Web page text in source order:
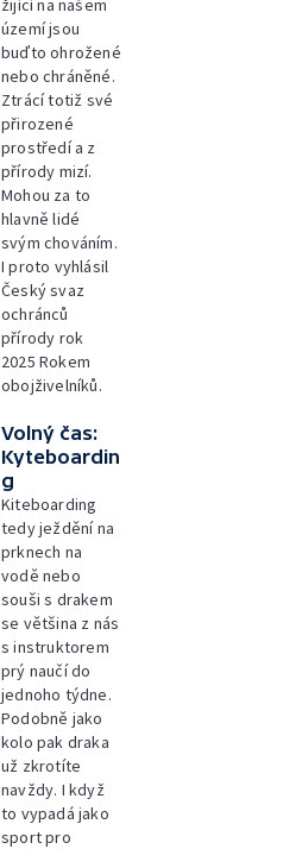
žijící na našem
území jsou
buďto ohrožené
nebo chráněné.
Ztrácí totiž své
přirozené
prostředí a z
přírody mizí.
Mohou za to
hlavně lidé
svým chováním.
I proto vyhlásil
Český svaz
ochránců
přírody rok
2025 Rokem
obojživelníků.
Volný čas:
Kyteboardin
g
Kiteboarding
tedy ježdění na
prknech na
vodě nebo
souši s drakem
se většina z nás
s instruktorem
prý naučí do
jednoho týdne.
Podobně jako
kolo pak draka
už zkrotíte
navždy. I když
to vypadá jako
sport pro